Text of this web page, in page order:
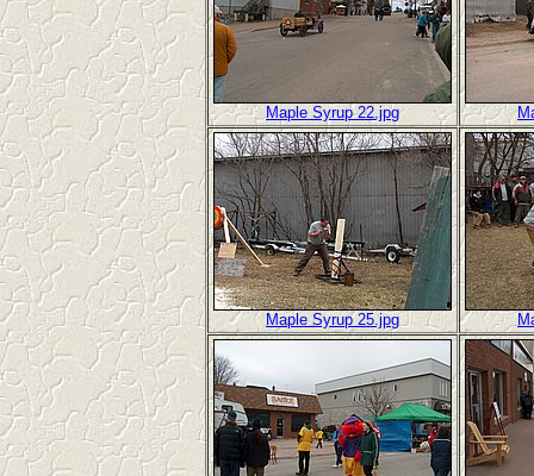
Maple Syrup 22.jpg
Maple Syrup 25.jpg